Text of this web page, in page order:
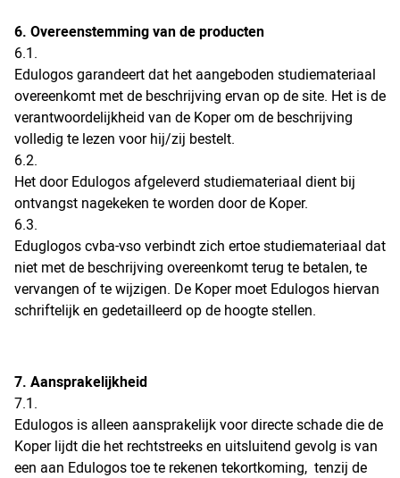
6. Overeenstemming van de producten
6.1.
Edulogos garandeert dat het aangeboden studiemateriaal
overeenkomt met de beschrijving ervan op de site. Het is de
verantwoordelijkheid van de Koper om de beschrijving
volledig te lezen voor hij/zij bestelt.
6.2.
Het door Edulogos afgeleverd studiemateriaal dient bij
ontvangst nagekeken te worden door de Koper.
6.3.
Eduglogos cvba-vso verbindt zich ertoe studiemateriaal dat
niet met de beschrijving overeenkomt terug te betalen, te
vervangen of te wijzigen. De Koper moet Edulogos hiervan
schriftelijk en gedetailleerd op de hoogte stellen.
7. Aansprakelijkheid
7.1.
Edulogos is alleen aansprakelijk voor directe schade die de
Koper lijdt die het rechtstreeks en uitsluitend gevolg is van
een aan Edulogos toe te rekenen tekortkoming, tenzij de